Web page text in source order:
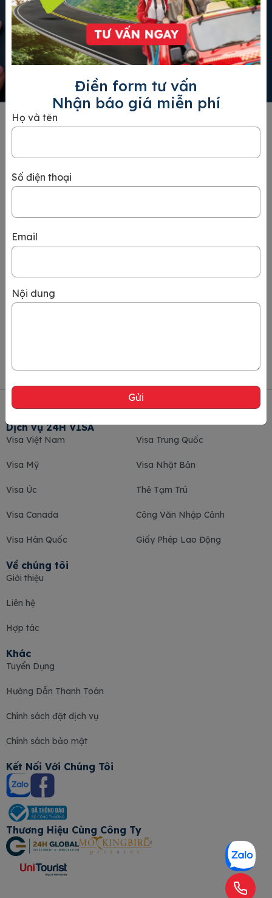
Điền form tư vấn
Nhận báo giá miễn phí
Họ và tên
Số điện thoại
Email
Nội dung
MST:
GP LHQT
Tel
19002044 - 0938004137
Mail
Về chúng tôi
Giới thiệu
Liên hệ
Hợp tác
Dịch vụ 24H VISA
Visa Việt Nam
Visa Mỹ
Visa Úc
Visa Canada
Visa Hàn Quốc
Visa Trung Quốc
Visa Nhật Bản
Thẻ Tạm Trú
Công Văn Nhập Cảnh
Giấy Phép Lao Động
Khác
Tuyển Dụng
Hướng Dẫn Thanh Toán
Chính sách đặt dịch vụ
Chính sách bảo mật
Kết Nối Với Chúng Tôi
Thương Hiệu Cùng Công Ty